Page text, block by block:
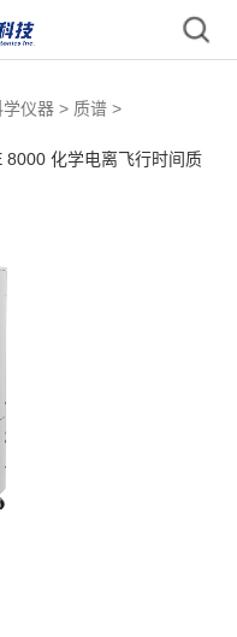
仪器 > 质谱 >
8000 化学电离飞行时间质